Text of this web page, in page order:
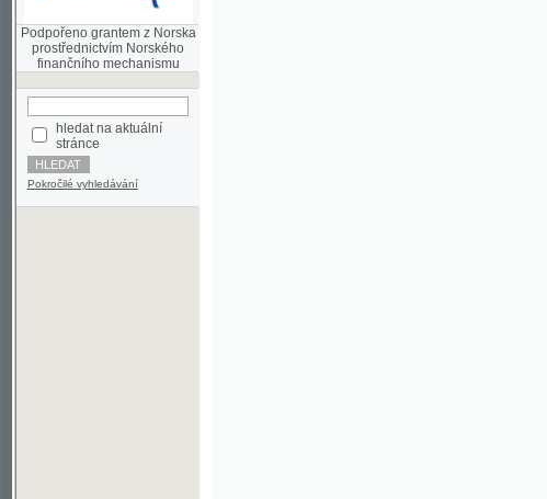
hledat na aktuální
stránce
Pokročilé vyhledávání